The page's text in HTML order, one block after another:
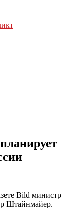
Bild министр
Штайнмайер.